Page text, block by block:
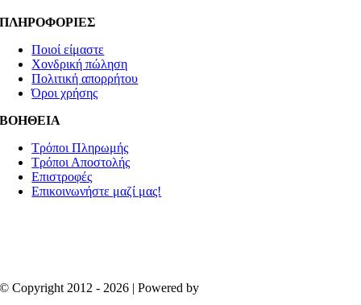
ΠΛΗΡΟΦΟΡΙΕΣ
Ποιοί είμαστε
Χονδρική πώληση
Πολιτική απορρήτου
Όροι χρήσης
ΒΟΗΘΕΙΑ
Τρόποι Πληρωμής
Τρόποι Αποστολής
Επιστροφές
Επικοινωνήστε μαζί μας!
© Copyright 2012 - 2026 | Powered by